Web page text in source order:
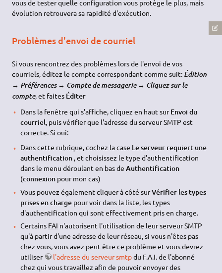
vous de tester quelle configuration vous protège le plus, mais
évolution retrouvera sa rapidité d'exécution.
Problèmes d'envoi de courriel
Si vous rencontrez des problèmes lors de l'envoi de vos
courriels, éditez le compte correspondant comme suit: Édition
→ Préférences → Compte de messagerie → Cliquez sur le
compte, et faites Éditer
Dans la fenêtre qui s'affiche, cliquez en haut surEnvoi du
courriel, puis vérifier que l'adresse du serveur SMTP est
correcte. Si oui:
Dans cette rubrique, cochez la case Le serveur requiert une
authentification, et choisissez le type d'authentification
dans le menu déroulant en bas de Authentification
(connexionpour mon cas)
Vous pouvez également cliquer à côté surVérifier les types
prises en chargepour voir dans la liste, les types
d'authentification qui sont effectivement pris en charge.
Certains FAI n'autorisent l'utilisation de leur serveur SMTP
qu'à partir d'une adresse de leur réseau, si vous n'êtes pas
chez vous, vous avez peut être ce problème et vous devrez
utiliser
l'adresse du serveur smtpdu F.A.I. de l'abonné
chez qui vous travaillez afin de pouvoir envoyer des